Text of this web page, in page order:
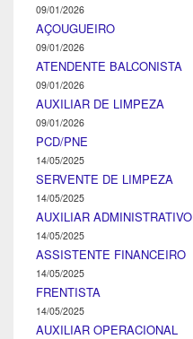
09/01/2026
AÇOUGUEIRO
09/01/2026
ATENDENTE BALCONISTA
09/01/2026
AUXILIAR DE LIMPEZA
09/01/2026
PCD/PNE
14/05/2025
SERVENTE DE LIMPEZA
14/05/2025
AUXILIAR ADMINISTRATIVO
14/05/2025
ASSISTENTE FINANCEIRO
14/05/2025
FRENTISTA
14/05/2025
AUXILIAR OPERACIONAL